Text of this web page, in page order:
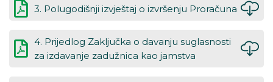
3. Polugodišnji izvještaj o izvršenju Proračuna
4. Prijedlog Zaključka o davanju suglasnosti
za izdavanje zadužnica kao jamstva